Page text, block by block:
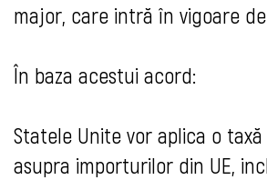
major, care intră în vigoare
În baza acestui acord:
Statele Unite vor aplica o taxă
asupra importurilor din UE,